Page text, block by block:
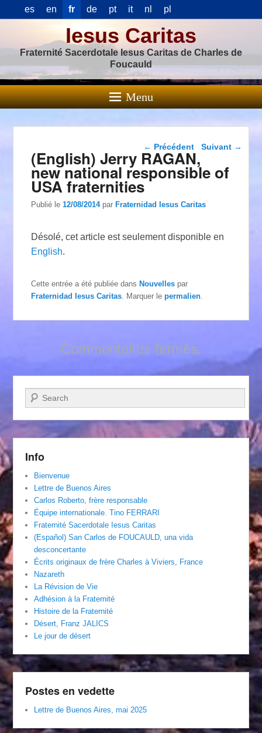
es en fr de pt it nl pl
Iesus Caritas
Fraternité Sacerdotale Iesus Caritas de Charles de
Foucauld
Menu
Navigation dans les
← Précédent Suivant →
(English) Jerry RAGAN,
new national responsible of
USA fraternities
Publié le12/08/2014 parFraternidad Iesus Caritas
Désolé, cet article est seulement disponible en
English.
Cette entrée a été publiée dansNouvelles par
Fraternidad Iesus Caritas . Marquer lepermalien
Commentaires fermés.
Recherche
Info
Bienvenue
Lettre de Buenos Aires
Carlos Roberto, frère responsable
Équipe internationale. Tino FERRARI
Fraternité Sacerdotale Iesus Caritas
(Español) San Carlos de FOUCAULD, una vida
desconcertante
Écrits originaux de frère Charles à Viviers, France
Nazareth
La Révision de Vie
Adhésion à la Fraternité
Histoire de la Fraternité
Désert, Franz JALICS
Le jour de désert
Postes en vedette
Lettre de Buenos Aires, mai 2025